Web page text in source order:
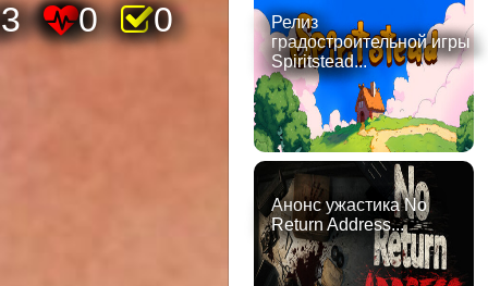
0 0
Релиз
градостроительной игры
Spiritstead...
Анонс ужастика No
Return Address...